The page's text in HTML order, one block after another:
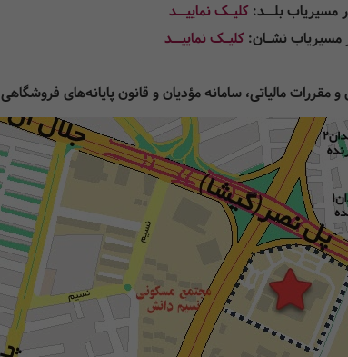
بلــد: کلیـک نماییــد
نشـان: کلیـک نماییــد
مالیاتی، سامانه مؤدیان و قانون پایانه‌های فروشگاهی 1404